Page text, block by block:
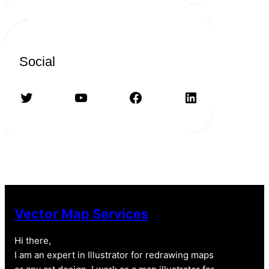
Social
Twitter YouTube Facebook LinkedIn
Vector Map Services
Hi there,
I am an expert in Illustrator for redrawing maps